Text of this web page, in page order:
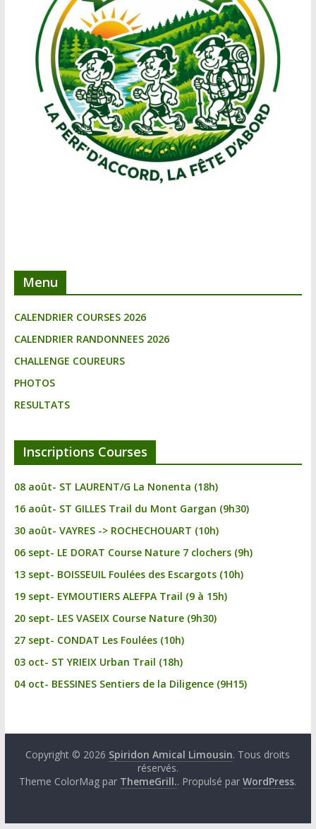
Menu
CALENDRIER COURSES 2026
CALENDRIER RANDONNEES 2026
CHALLENGE COUREURS
PHOTOS
RESULTATS
Inscriptions Courses
08 août- ST LAURENT/G La Nonenta (18h)
16 août- ST GILLES Trail du Mont Gargan (9h30)
30 août- VAYRES -> ROCHECHOUART (10h)
06 sept- LE DORAT Course Nature 7 clochers (9h)
13 sept- BOISSEUIL Foulées des Escargots (10h)
19 sept- EYMOUTIERS ALEFPA Trail (9 à 15h)
20 sept- LES VASEIX Course Nature (9h30)
27 sept- CONDAT Les Foulées (10h)
03 oct- ST YRIEIX Urban Trail (18h)
04 oct- BESSINES Sentiers de la Diligence (9H15)
Copyright © 2026 Spiridon Amical Limousin. Tous droits
réservés.
Theme ColorMag par ThemeGrill.. Propulsé parWordPress.